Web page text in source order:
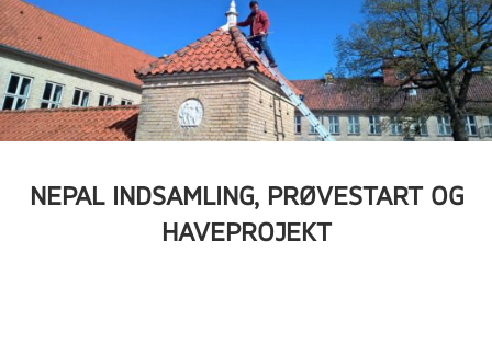
NEPAL INDSAMLING, PRØVESTART OG
HAVEPROJEKT